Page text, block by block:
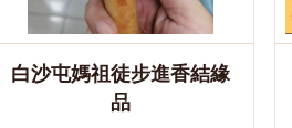
白沙屯媽祖徒步進香結緣
品